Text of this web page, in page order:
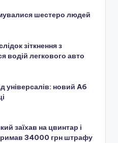
шестеро людей
зіткнення з
водій легкового авто
універсалів: новий A6
заїхав на цвинтар і
34000 грн штрафу